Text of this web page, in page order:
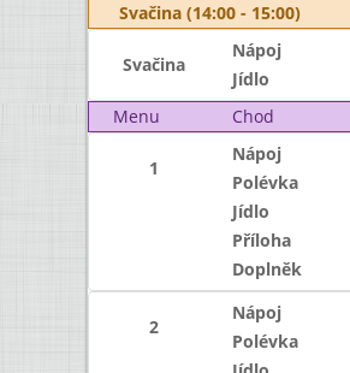
Svačina (14:00 - 15:00)
Svačina
Nápoj
Jídlo
Menu
Chod
1
Nápoj
Polévka
Jídlo
Příloha
Doplněk
2
Nápoj
Polévka